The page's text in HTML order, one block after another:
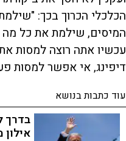
הכלכלי הכרוך בכך:
המיסים, שילמת את כל
עכשיו אתה רוצה למסות
דיפינג, אי אפשר למסות
עוד כתבות בנושא
בדרך